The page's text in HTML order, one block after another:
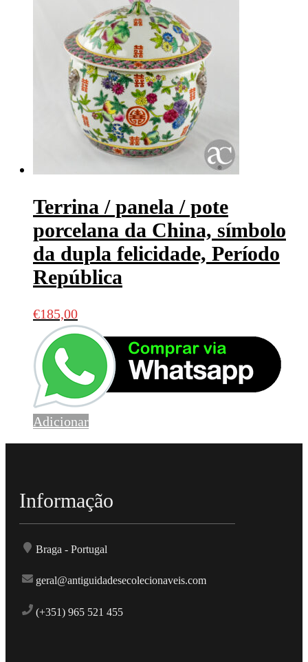
Terrina / panela / pote
porcelana da China, símbolo
da dupla felicidade, Período
República
€185,00
Adicionar
Informação
Braga - Portugal
geral@antiguidadesecolecionaveis.com
(+351) 965 521 455